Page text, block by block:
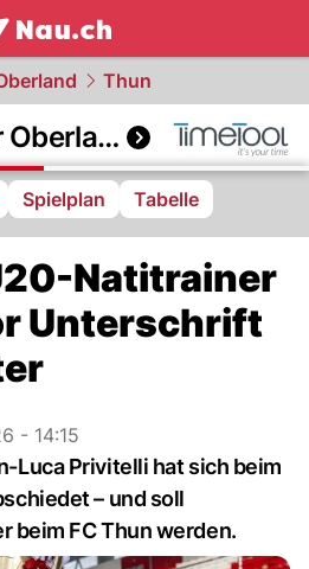
NAU.ch
Thun
FC Thun Berner Oberland
Spielplan Tabelle
Natitrainer
Unterschrift
- 14:15
Luca Privitelli hat sich beim
– und soll
beim FC Thun werden.